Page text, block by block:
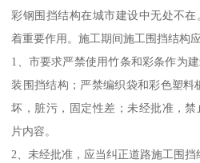
彩钢围挡结构在城市建设中无处不
着重要作用。施工期间施工围挡结构
1、市要求严禁使用竹条和彩条作为
装围挡结构；严禁编织袋和彩色塑
坏，脏污，固定性差；未经批准，
片内容。
2、未经批准，应当纠正道路施工围挡